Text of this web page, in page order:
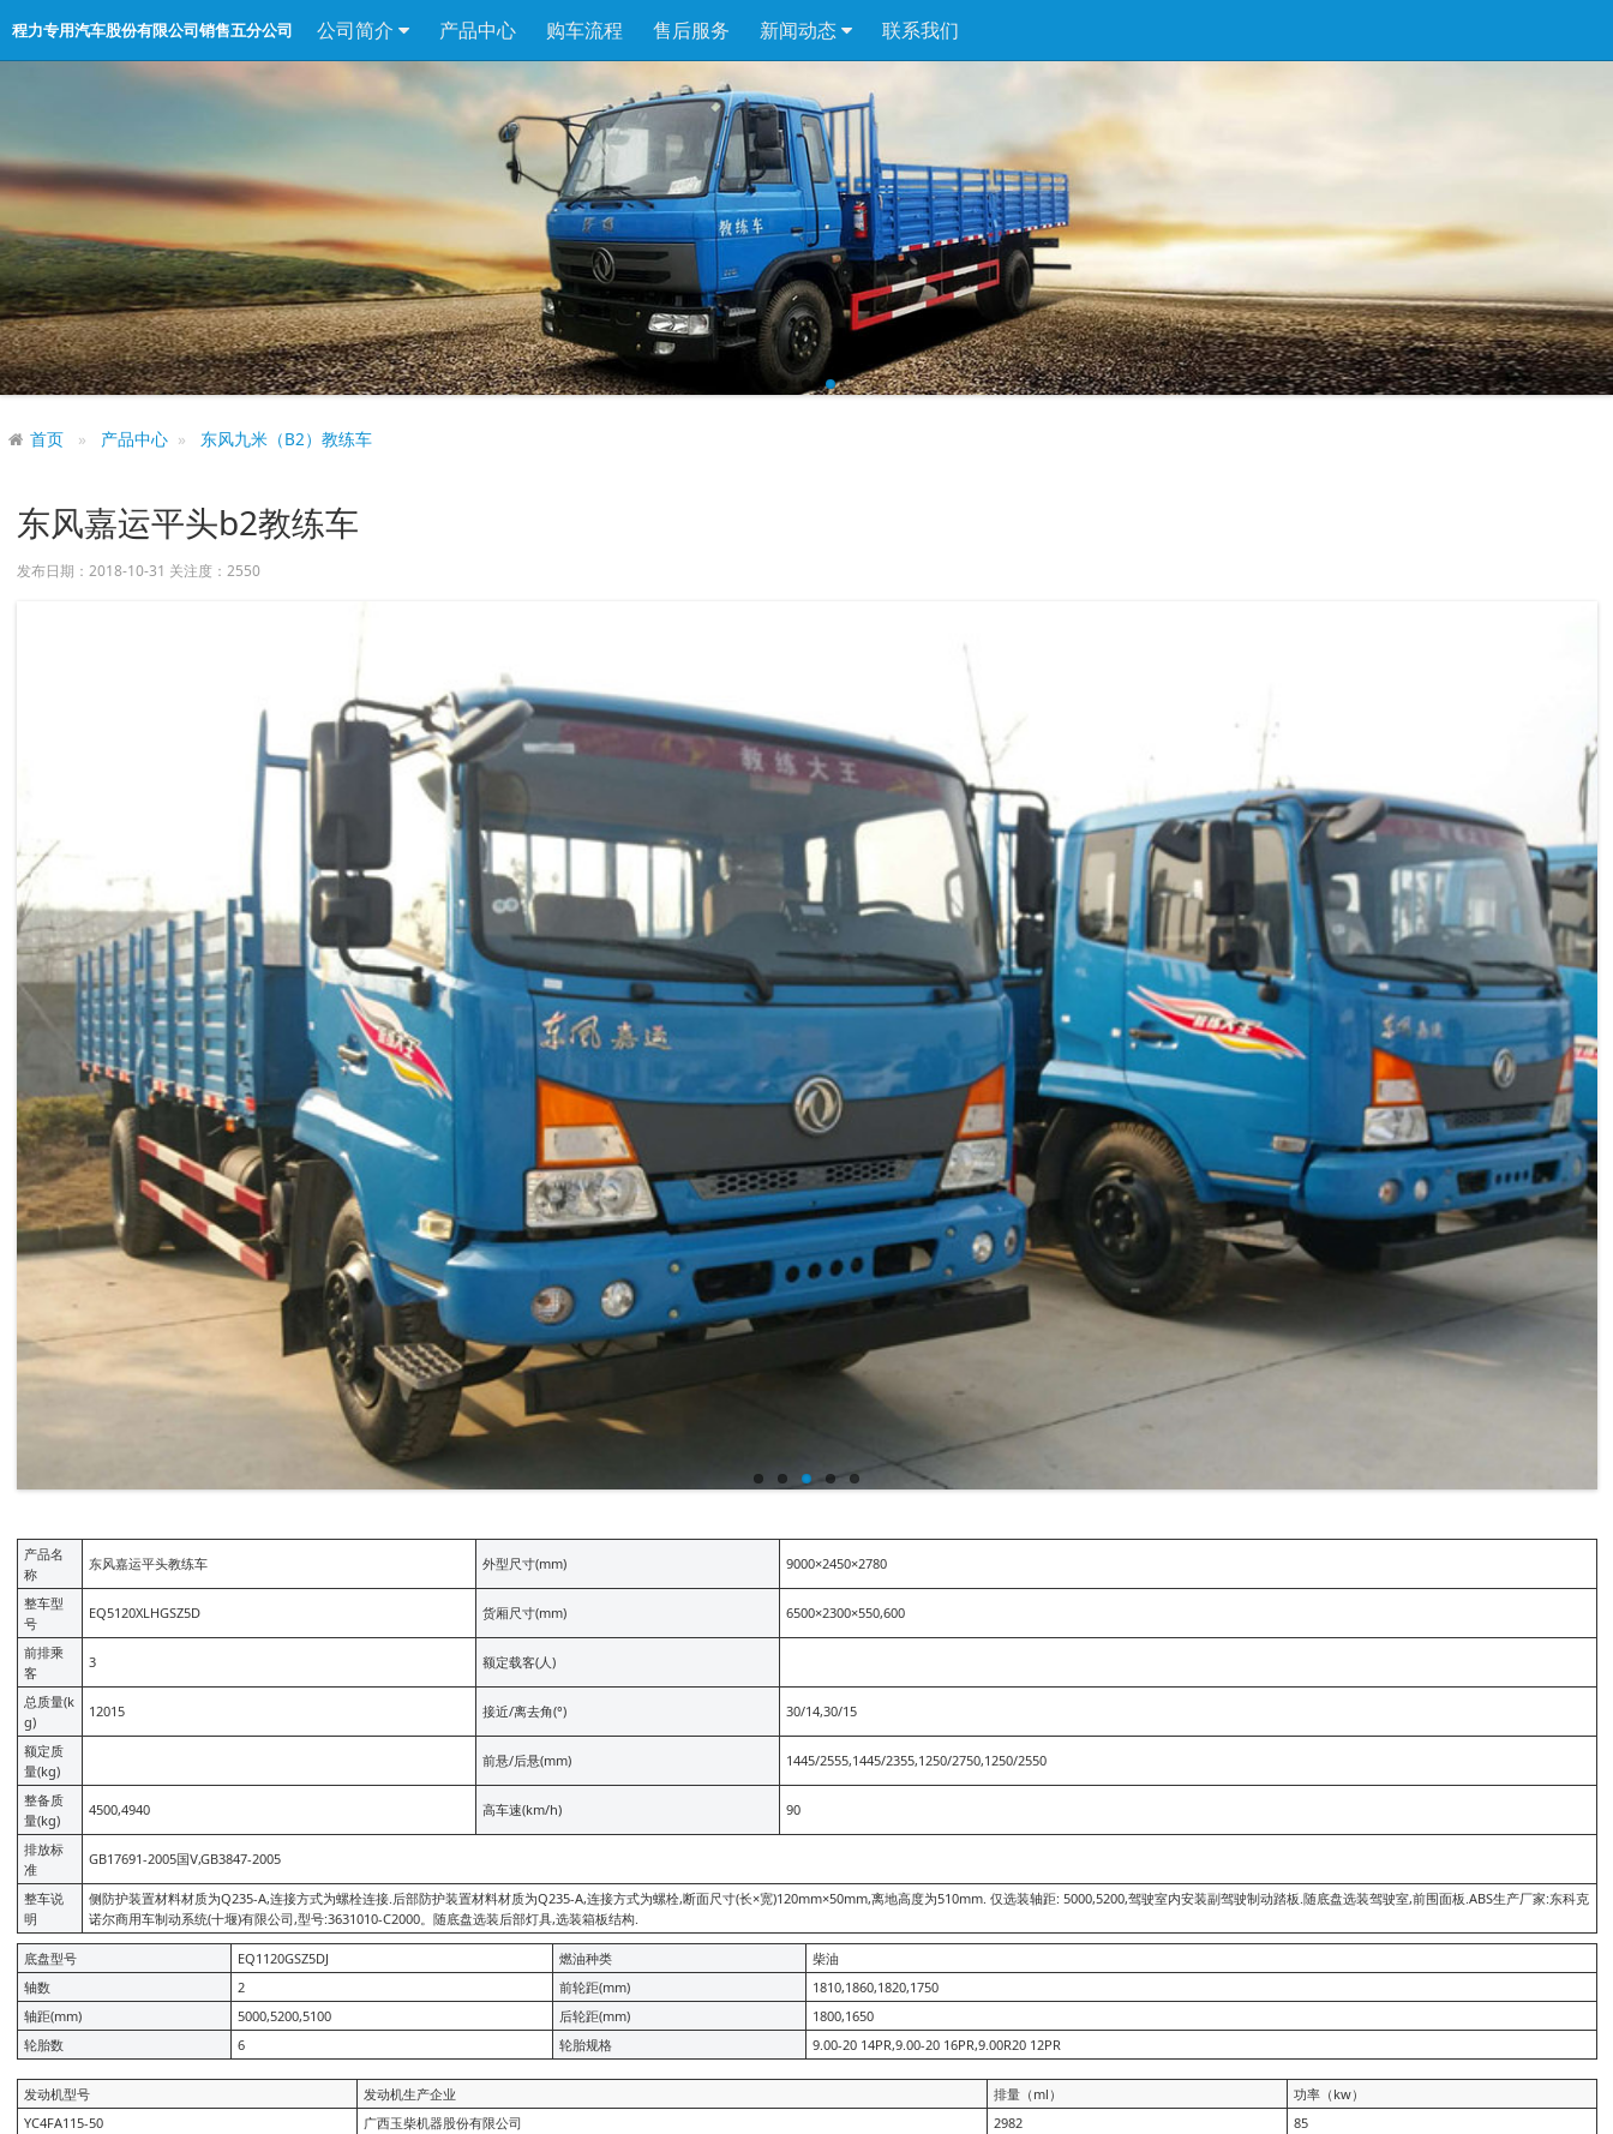
程力专用汽车股份有限公司销售五分公司 公司简介 产品中心 购车流程 售后服务 新闻动态 联系我们
首页 产品中心 东风九米（B2）教练车
东风嘉运平头b2教练车
发布日期：2018-10-31 关注度： 2550
产品名
称
东风嘉运平头教练车 外型尺寸(mm) 9000×2450×2780
整车型
号
EQ5120XLHGSZ5D 货厢尺寸(mm) 6500×2300×550,600
前排乘
客
3 额定载客(人)
总质量(k
g)
12015 接近/离去角(°) 30/14,30/15
额定质
量(kg)
前悬/后悬(mm) 1445/2555,1445/2355,1250/2750,1250/2550
整备质
量(kg)
4500,4940 高车速(km/h) 90
排放标
准
GB17691-2005国Ⅴ,GB3847-2005
整车说
明
侧防护装置材料材质为Q235-A,连接方式为螺栓连接.后部防护装置材料材质为Q235-A,连接方式为螺栓,断面尺寸(长×宽)120mm×50mm,离地高度为510mm. 仅选装轴距: 5000,5200,驾驶室内安装副驾驶制动踏板.随底盘选装驾驶室,前围面板.ABS生产厂家:东科克
诺尔商用车制动系统(十堰)有限公司,型号:3631010-C2000。随底盘选装后部灯具,选装箱板结构.
底盘型号 EQ1120GSZ5DJ 燃油种类
柴油
轴数
2 前轮距(mm)
1810,1860,1820,1750
轴距(mm)
5000,5200,5100 后轮距(mm)
1800,1650
轮胎数
6 轮胎规格 9.00-20 14PR,9.00-20 16PR,9.00R20 12PR
发动机型号 发动机生产企业 排量（ml）
功率（kw）
YC4FA115-50
广西玉柴机器股份有限公司 2982 85